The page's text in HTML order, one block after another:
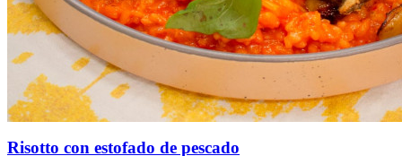
Risotto con estofado de pescado